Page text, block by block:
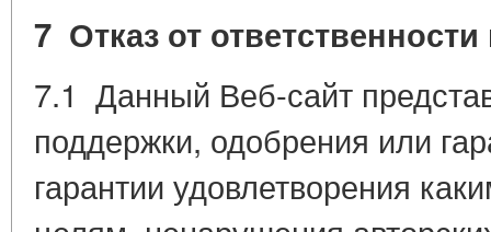
7 Отказ от
7.1 Данный Веб-сайт
поддержки, одобрения или
гарантии удовлетворения